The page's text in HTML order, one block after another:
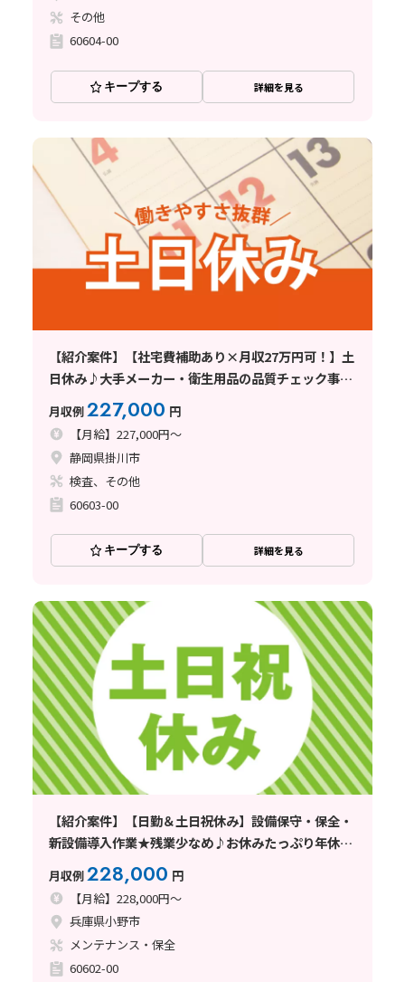
その他
60604-00
キープする 詳細を見る
【紹介案件】【社宅費補助あり×月収27万円可！】土
日休み♪大手メーカー・衛生用品の品質チェック事
務！正社員での転籍実績
月収例227,000 円
【月給】227,000円～
静岡県掛川市
検査、その他
60603-00
キープする 詳細を見る
【紹介案件】【日勤＆土日祝休み】設備保守・保全・
新設備導入作業★残業少なめ♪お休みたっぷり年休
月収例228,000 円
【月給】228,000円～
兵庫県小野市
メンテナンス・保全
60602-00